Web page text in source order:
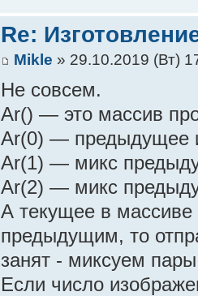
Re:
Mikle » 29.10.2019 (Вт)
Не совсем.
Ar() — это массив
Ar(0) — предыдущее
Ar(1) — микс
Ar(2) — микс
А текущее в
предыдущим, то
занят - миксуем
Если число